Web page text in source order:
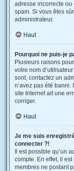
adresse incorrecte
spam. Si vous êtes
administrateur.
Haut
Pourquoi ne puis-je
Plusieurs raisons
votre nom
sont, contactez un
n’avez pas été
site Internet ait une
corriger.
Haut
Je me suis
connecter ?!
Il est possible qu’un
compte. En effet, il
membres ne postant